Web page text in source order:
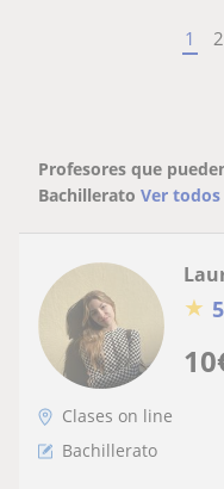
1 2
Profesores que
Bachillerato Ver todos
10
★
Clases on line
Bachillerato